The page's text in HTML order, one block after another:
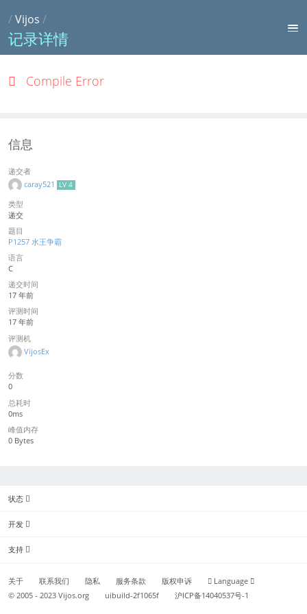
/Vijos /
记录详情
Compile Error
信息
递交者
caray521
LV 4
类型
递交
题目
P1257 水王争霸
语言
C
递交时间
17 年前
评测时间
17 年前
评测机
VijosEx
分数
0
总耗时
0ms
峰值内存
0 Bytes
状态
开发
支持
关于 联系我们 隐私 服务条款 版权申诉
Language
© 2005 - 2023Vijos.org uibuild-2f1065f 沪ICP备14040537号-1